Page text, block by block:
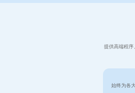
提供高端程序
始终为各